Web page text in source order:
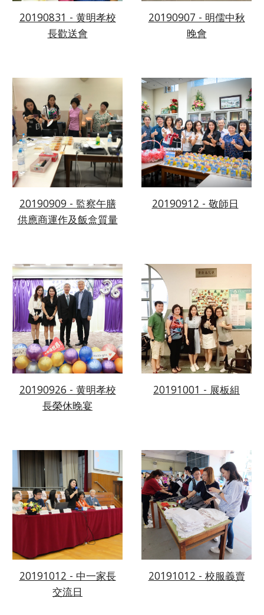
20190831 - 黄明孝校
長歡送會
20190907 - 明儒中秋
晚會
20190909 - 監察午膳
供應商運作及飯盒質量
20190912 - 敬師日
20190926 - 黄明孝校
長榮休晚宴
20191001 - 展板組
20191012 - 中一家長
交流日
20191012 - 校服義賣